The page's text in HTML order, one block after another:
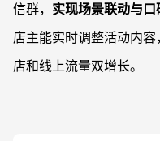
信群， 实现场景联动与
店主能实时调整活动内
店和线上流量双增长。